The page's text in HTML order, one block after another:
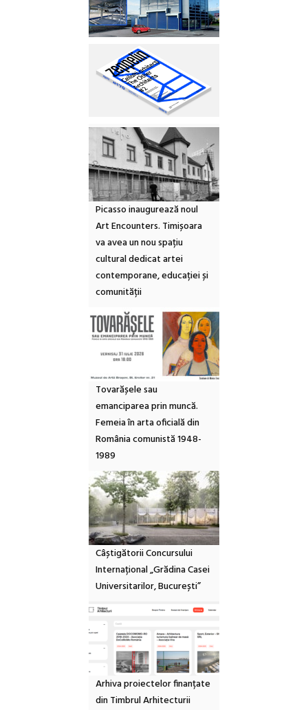
Picasso inaugurează noul
Art Encounters. Timișoara
va avea un nou spațiu
cultural dedicat artei
contemporane, educației și
comunității
Tovarășele sau
emanciparea prin muncă.
Femeia în arta oficială din
România comunistă 1948-
1989
Câștigătorii Concursului
Internațional „Grădina Casei
Universitarilor, București”
Arhiva proiectelor finanțate
din Timbrul Arhitecturii